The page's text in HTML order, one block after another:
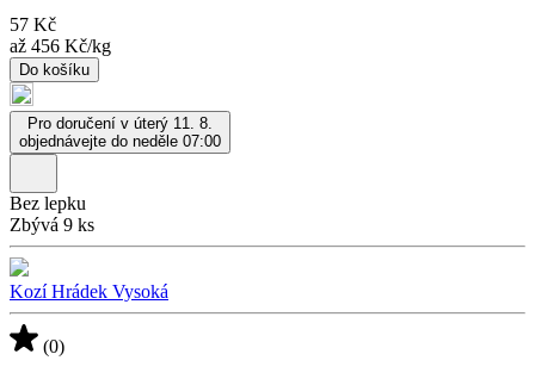
57 Kč
až 456 Kč/kg
Do košíku
Pro doručení v úterý 11. 8.
objednávejte do neděle 07:00
Bez lepku
Zbývá 9 ks
Kozí Hrádek Vysoká
(0)